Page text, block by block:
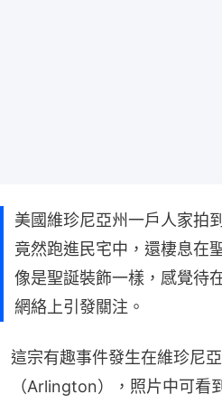
美國維珍尼亞州一戶人家拍
竟然跑進民宅中，還棲息在
像是聖誕裝飾一樣，感覺待
網絡上引發關注。
這宗有趣事件發生在維珍尼
（Arlington），照片中可看